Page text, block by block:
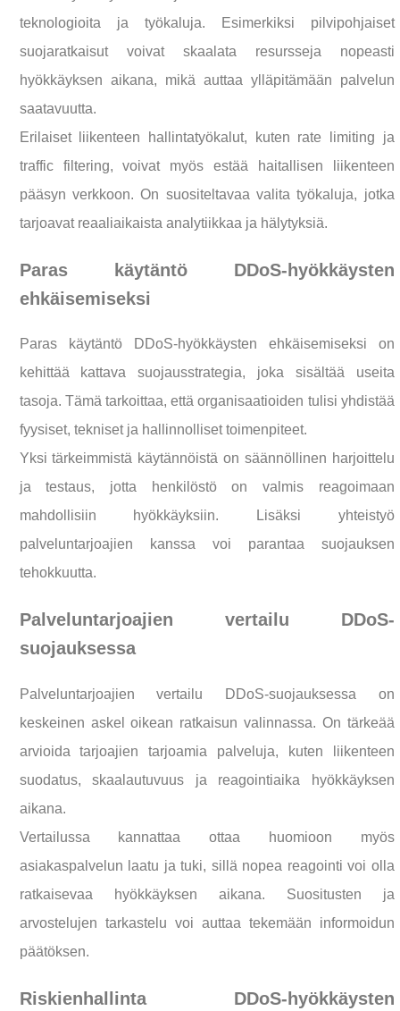
teknologioita ja työkaluja. Esimerkiksi pilvipohjaiset
suojaratkaisut voivat skaalata resursseja nopeasti
hyökkäyksen aikana, mikä auttaa ylläpitämään palvelun
saatavuutta.
Erilaiset liikenteen hallintatyökalut, kuten rate limiting ja
traffic filtering, voivat myös estää haitallisen liikenteen
pääsyn verkkoon. On suositeltavaa valita työkaluja, jotka
tarjoavat reaaliaikaista analytiikkaa ja hälytyksiä.
Paras käytäntö DDoS-hyökkäysten
ehkäisemiseksi
Paras käytäntö DDoS-hyökkäysten ehkäisemiseksi on
kehittää kattava suojausstrategia, joka sisältää useita
tasoja. Tämä tarkoittaa, että organisaatioiden tulisi yhdistää
fyysiset, tekniset ja hallinnolliset toimenpiteet.
Yksi tärkeimmistä käytännöistä on säännöllinen harjoittelu
ja testaus, jotta henkilöstö on valmis reagoimaan
mahdollisiin hyökkäyksiin. Lisäksi yhteistyö
palveluntarjoajien kanssa voi parantaa suojauksen
tehokkuutta.
Palveluntarjoajien vertailu DDoS-
suojauksessa
Palveluntarjoajien vertailu DDoS-suojauksessa on
keskeinen askel oikean ratkaisun valinnassa. On tärkeää
arvioida tarjoajien tarjoamia palveluja, kuten liikenteen
suodatus, skaalautuvuus ja reagointiaika hyökkäyksen
aikana.
Vertailussa kannattaa ottaa huomioon myös
asiakaspalvelun laatu ja tuki, sillä nopea reagointi voi olla
ratkaisevaa hyökkäyksen aikana. Suositusten ja
arvostelujen tarkastelu voi auttaa tekemään informoidun
päätöksen.
Riskienhallinta DDoS-hyökkäysten